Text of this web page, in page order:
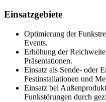
Einsatzgebiete
Optimierung der
Events.
Erhöhung der
Präsentationen.
Einsatz als Sende- oder
Festinstallationen und
Einsatz bei
Funkstörungen durch